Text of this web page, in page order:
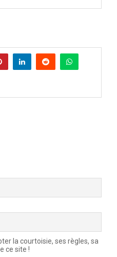
la courtoisie, ses règles, sa
ce site !